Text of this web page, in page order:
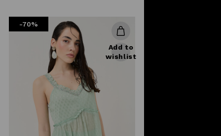
-70%
Add to
wishlist